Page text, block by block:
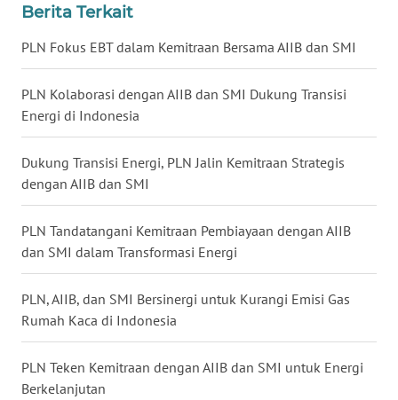
Berita Terkait
PLN Fokus EBT dalam Kemitraan Bersama AIIB dan SMI
PLN Kolaborasi dengan AIIB dan SMI Dukung Transisi
Energi di Indonesia
Dukung Transisi Energi, PLN Jalin Kemitraan Strategis
dengan AIIB dan SMI
PLN Tandatangani Kemitraan Pembiayaan dengan AIIB
dan SMI dalam Transformasi Energi
PLN, AIIB, dan SMI Bersinergi untuk Kurangi Emisi Gas
Rumah Kaca di Indonesia
PLN Teken Kemitraan dengan AIIB dan SMI untuk Energi
Berkelanjutan
BABEL
WN
SUMBAR
WN
SUMSEL
WN
BENGKULU
WN
LAMPUNG
JATENG